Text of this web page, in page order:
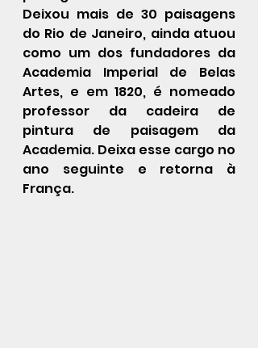
Deixou mais de 30 paisagens
do Rio de Janeiro, ainda atuou
como um dos fundadores da
Academia Imperial de Belas
Artes, e em 1820, é nomeado
professor da cadeira de
pintura de paisagem da
Academia. Deixa esse cargo no
ano seguinte e retorna à
França.